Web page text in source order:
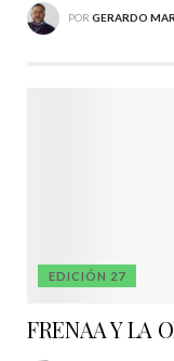
POR GERARDO
EDICIÓN 27
FRENAA Y LA